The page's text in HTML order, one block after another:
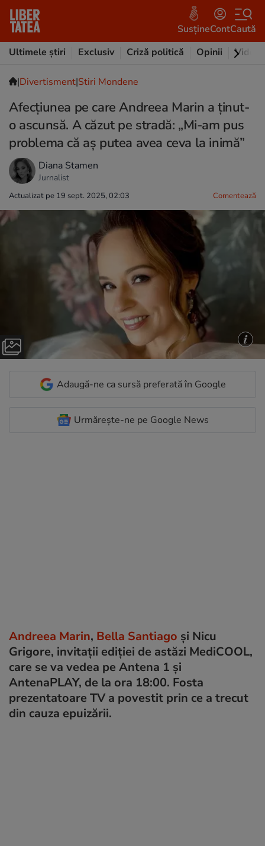
SusțineContCaută
Ultimele știri
Exclusiv Criză politică Opinii Video
|Divertisment|Stiri Mondene
Afecțiunea pe care Andreea Marin a ținut-
o ascunsă. A căzut pe stradă: „Mi-am pus
problema că aș putea avea ceva la inimă”
Diana Stamen
Jurnalist
Actualizat pe 19 sept. 2025, 02:03 Comentează
Adaugă-ne ca sursă preferată în Google
Urmărește-ne pe Google News
Andreea Marin, Bella Santiago și Nicu
Grigore, invitații ediției de astăzi MediCOOL,
care se va vedea pe Antena 1 și
AntenaPLAY, de la ora 18:00. Fosta
prezentatoare TV a povestit prin ce a trecut
din cauza epuizării.